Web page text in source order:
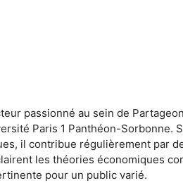
passionné au sein de
Paris 1 Panthéon-Sorbonne.
il contribue régulièrement par
les théories économiques
pour un public varié.